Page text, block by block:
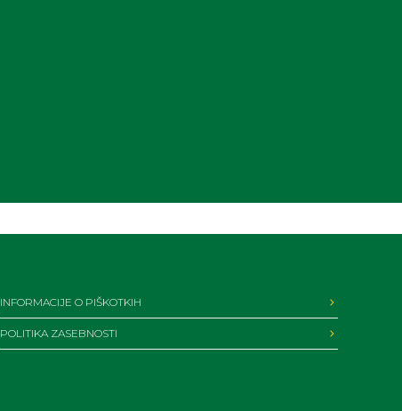
INFORMACIJE O PIŠKOTKIH
POLITIKA ZASEBNOSTI